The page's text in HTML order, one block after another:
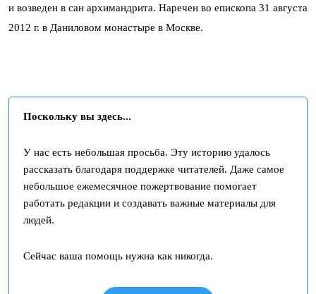
и возведен в сан архимандрита. Наречен во епископа 31 августа
2012 г. в Даниловом монастыре в Москве.
Поскольку вы здесь...
У нас есть небольшая просьба. Эту историю удалось
рассказать благодаря поддержке читателей. Даже самое
небольшое ежемесячное пожертвование помогает
работать редакции и создавать важные материалы для
людей.
Сейчас ваша помощь нужна как никогда.